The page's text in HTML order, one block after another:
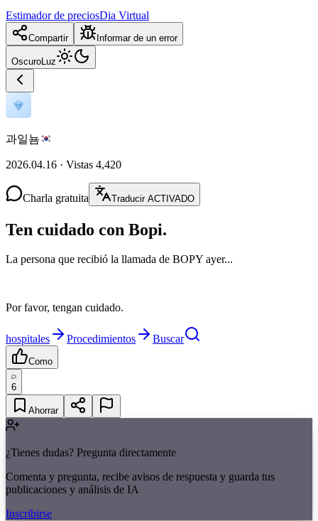
Estimador de preciosDia Virtual
Compartir Informar de un error
OscuroLuz
과일뇸
2026.04.16 · Vistas 4,420
Charla gratuita Traducir ACTIVADO
Ten cuidado con Bopi.
La persona que recibió la llamada de BOPY ayer...
Por favor, tengan cuidado.
hospitales Procedimientos Buscar
Como
6
Ahorrar
¿Tienes dudas? Pregunta directamente
Comenta y pregunta, recibe avisos de respuesta y guarda tus
publicaciones y análisis de IA
Inscribirse